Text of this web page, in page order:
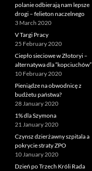
polanie odbierają nam lepsze
drogi – felieton naczelnego
3 March 2020
V Targi Pracy
25 February 2020
Ciepło sieciowe w Złotoryi –
alternatywa dla “kopciuchów”
10 February 2020
Pieniądze na obwodnicę z
budżetu państwa?
28 January 2020
1% dla Szymona
21 January 2020
Czynsz dzierżawny szpitala a
pokrycie straty ZPO
10 January 2020
Dzień po Trzech Króli Rada